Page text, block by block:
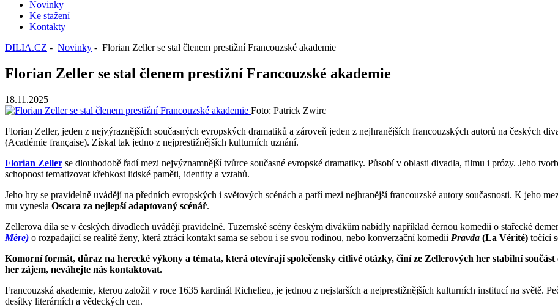
Novinky
Ke stažení
Kontakty
DILIA.CZ - Novinky - Florian Zeller se stal členem prestižní Francouzské akademie
Florian Zeller se stal členem prestižní Francouzské akademie
18.11.2025
Foto: Patrick Zwirc
Florian Zeller, jeden z nejvýraznějších současných evropských dramatiků a zároveň jeden z nejhranějších francouzských autorů na českých
(Académie française). Získal tak jedno z nejprestižnějších kulturních uznání.
Florian Zeller se dlouhodobě řadí mezi nejvýznamnější tvůrce současné evropské dramatiky. Působí v oblasti divadla, filmu i prózy. Jeho
schopnost tematizovat křehkost lidské paměti, identity a vztahů.
Jeho hry se pravidelně uvádějí na předních evropských i světových scénách a patří mezi nejhranější francouzské autory současnosti. K jeho
mu vynesla Oscara za nejlepší adaptovaný scénář.
Zellerova díla se v českých divadlech uvádějí pravidelně. Tuzemské scény českým divákům nabídly například černou komedii o stařecké
Mère) o rozpadající se realitě ženy, která ztrácí kontakt sama se sebou i se svou rodinou, nebo konverzační komedii Pravda (La Vérité) točící
Komorní formát, důraz na herecké výkony a témata, která otevírají společensky citlivé otázky, činí ze Zellerových her stabilní
her zájem, neváhejte nás kontaktovat.
Francouzská akademie, kterou založil v roce 1635 kardinál Richelieu, je jednou z nejstarších a nejprestižnějších kulturních institucí na světě.
desítky literárních a vědeckých cen.